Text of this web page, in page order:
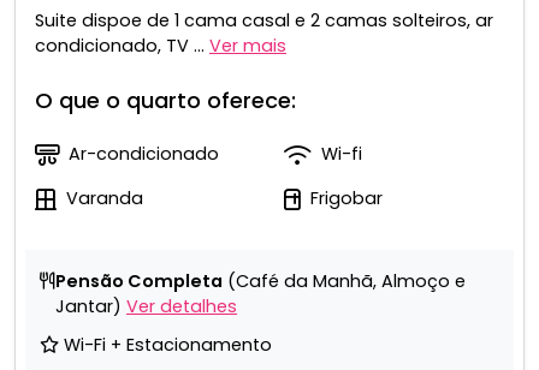
Suite dispoe de 1 cama casal e 2 camas solteiros, ar
condicionado, TV ... Ver mais
O que o quarto oferece:
Ar-condicionado
Wi-fi
Varanda
Frigobar
Pensão Completa (Café da Manhã, Almoço e
Jantar) Ver detalhes
Wi-Fi + Estacionamento